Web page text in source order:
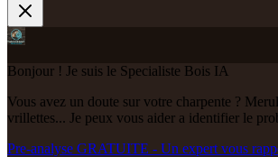
Bonjour ! Je suis le Specialiste Bois IA
Vous avez un doute sur votre charpente ?
vrillettes... Je peux vous aider a identifier le
Pre-analyse GRATUITE - Un expert vous